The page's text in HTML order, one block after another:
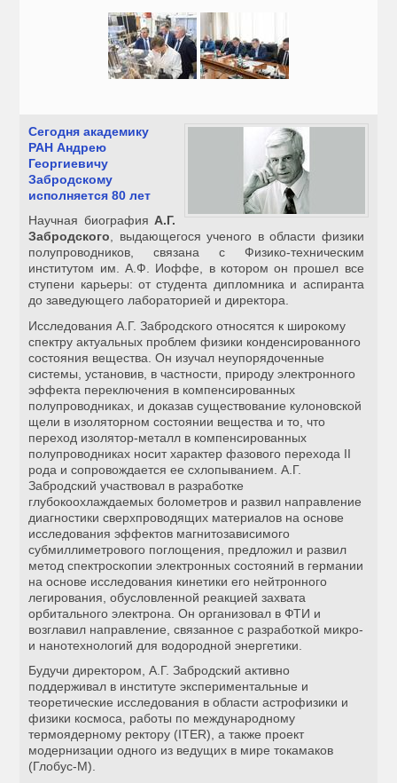
Сегодня академику
РАН Андрею
Георгиевичу
Забродскому
исполняется 80 лет
Научная биография А.Г.
Забродского , выдающегося ученого в области физики
полупроводников, связана с Физико-техническим
институтом им. А.Ф. Иоффе, в котором он прошел все
ступени карьеры: от студента дипломника и аспиранта
до заведующего лабораторией и директора.
Исследования А.Г. Забродского относятся к широкому
спектру актуальных проблем физики конденсированного
состояния вещества. Он изучал неупорядоченные
системы, установив, в частности, природу электронного
эффекта переключения в компенсированных
полупроводниках, и доказав существование кулоновской
щели в изоляторном состоянии вещества и то, что
переход изолятор-металл в компенсированных
полупроводниках носит характер фазового перехода II
рода и сопровождается ее схлопыванием. А.Г.
Забродский участвовал в разработке
глубокоохлаждаемых болометров и развил направление
диагностики сверхпроводящих материалов на основе
исследования эффектов магнитозависимого
субмиллиметрового поглощения, предложил и развил
метод спектроскопии электронных состояний в германии
на основе исследования кинетики его нейтронного
легирования, обусловленной реакцией захвата
орбитального электрона. Он организовал в ФТИ и
возглавил направление, связанное с разработкой микро-
и нанотехнологий для водородной энергетики.
Будучи директором, А.Г. Забродский активно
поддерживал в институте экспериментальные и
теоретические исследования в области астрофизики и
физики космоса, работы по международному
термоядерному ректору (ITER), а также проект
модернизации одного из ведущих в мире токамаков
(Глобус-М).